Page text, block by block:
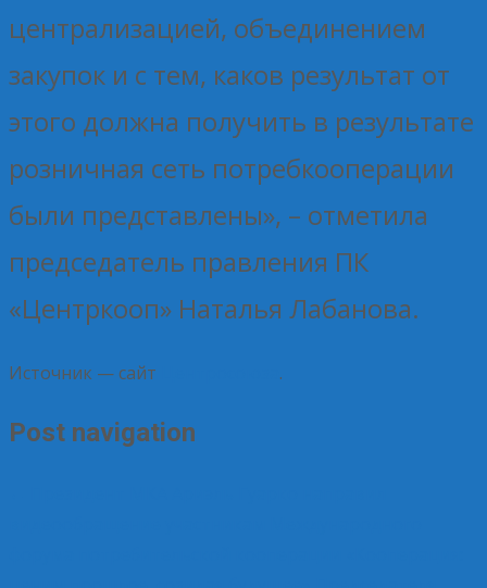
централизацией, объединением
закупок и с тем, каков результат от
этого должна получить в результате
розничная сеть потребкооперации
были представлены», – отметила
председатель правления ПК
«Центркооп» Наталья Лабанова.
Источник — сайт .
Post navigation